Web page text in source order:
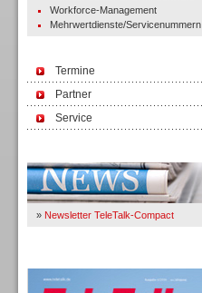
Workforce-Management
Mehrwertdienste/Servicenummern
Termine
Partner
Service
» Newsletter TeleTalk-Compact